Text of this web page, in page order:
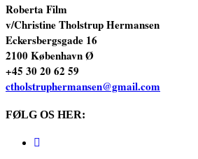
Roberta Film
v/Christine TholstrupHermansen
Eckersbergsgade 16
2100 København Ø
+45 30 20 62 59
ctholstruphermansen@gmail.com
FØLG OS HER: